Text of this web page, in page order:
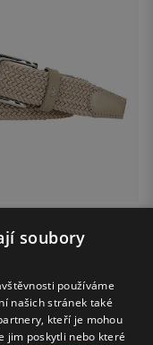
soubory
používáme
našich stránek také
kteří je mohou
jim poskytli nebo které